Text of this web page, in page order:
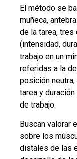
El método se
muñeca,
de la tarea,
(intensidad,
trabajo en un
referidas a la
posición
tarea y
de trabajo.
Buscan valorar
sobre los
distales de las